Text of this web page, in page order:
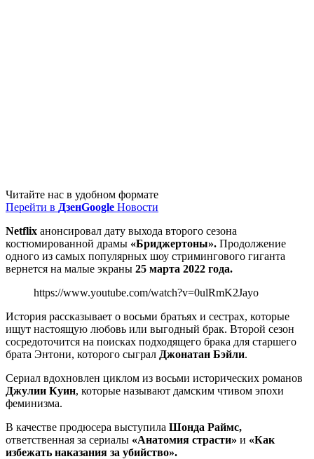
Читайте нас в удобном формате
Перейти в ДзенGoogle Новости
Netflix анонсировал дату выхода второго сезона
костюмированной драмы «Бриджертоны». Продолжение
одного из самых популярных шоу стримингового гиганта
вернется на малые экраны 25 марта 2022 года.
https://www.youtube.com/watch?v=0ulRmK2Jayo
История рассказывает о восьми братьях и сестрах, которые
ищут настоящую любовь или выгодный брак. Второй сезон
сосредоточится на поисках подходящего брака для старшего
брата Энтони, которого сыграл Джонатан Бэйли.
Сериал вдохновлен циклом из восьми исторических романов
Джулии Куин, которые называют дамским чтивом эпохи
феминизма.
В качестве продюсера выступила Шонда Раймс,
ответственная за сериалы «Анатомия страсти» и «Как
избежать наказания за убийство».